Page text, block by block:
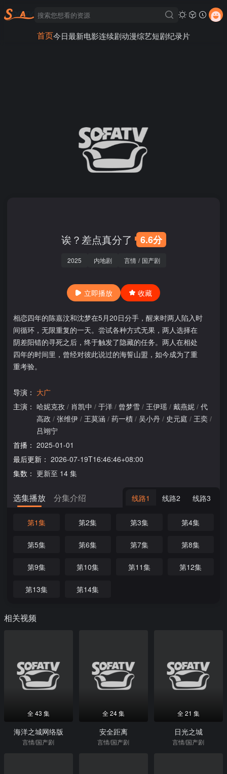
首页今日最新电影连续剧动漫综艺短剧纪录片
诶？差点真分了 6.6分
2025 内地剧 言情 / 国产剧
立即播放 收藏
相恋四年的陈嘉汶和沈梦在5月20日分手，醒来时两人陷入时
间循环，无限重复的一天。尝试各种方式无果，两人选择在
阴差阳错的寻死之后，终于触发了隐藏的任务。两人在相处
四年的时间里，曾经对彼此说过的海誓山盟，如今成为了重
重考验。
导演： 大广
主演： 哈妮克孜 / 肖凯中 / 于洋 / 曾梦雪 / 王伊瑶 / 戴燕妮 / 代
高政 / 张维伊 / 王莫涵 / 药一樍 / 吴小丹 / 史元庭 / 王奕 /
吕翊宁
首播： 2025-01-01
最后更新： 2026-07-19T16:46:46+08:00
集数： 更新至 14 集
选集播放 分集介绍 线路1 线路2 线路3
第1集 第2集 第3集 第4集
第5集 第6集 第7集 第8集
第9集 第10集 第11集 第12集
第13集 第14集
相关视频
全 43 集
海洋之城网络版
言情/国产剧
全 24 集
安全距离
言情/国产剧
全 21 集
日光之城
言情/国产剧